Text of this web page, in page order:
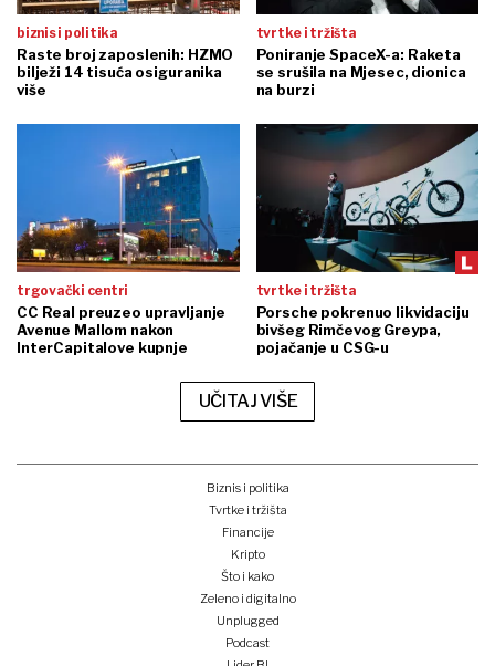
biznis i politika
Raste broj zaposlenih: HZMO
bilježi 14 tisuća osiguranika
više
tvrtke i tržišta
Poniranje SpaceX-a: Raketa
se srušila na Mjesec, dionica
na burzi
trgovački centri
CC Real preuzeo upravljanje
Avenue Mallom nakon
InterCapitalove kupnje
tvrtke i tržišta
Porsche pokrenuo likvidaciju
bivšeg Rimčevog Greypa,
pojačanje u CSG-u
UČITAJ VIŠE
Biznis i politika
Tvrtke i tržišta
Financije
Kripto
Što i kako
Zeleno i digitalno
Unplugged
Podcast